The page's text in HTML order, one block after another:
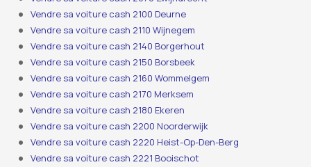
Vendre sa voiture cash 2100 Deurne
Vendre sa voiture cash 2110 Wijnegem
Vendre sa voiture cash 2140 Borgerhout
Vendre sa voiture cash 2150 Borsbeek
Vendre sa voiture cash 2160 Wommelgem
Vendre sa voiture cash 2170 Merksem
Vendre sa voiture cash 2180 Ekeren
Vendre sa voiture cash 2200 Noorderwijk
Vendre sa voiture cash 2220 Heist-Op-Den-Berg
Vendre sa voiture cash 2221 Booischot